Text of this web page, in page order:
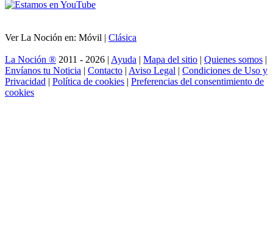
Ver La Noción en: Móvil | Clásica
La Noción ® 2011 - 2026 | Ayuda | Mapa del sitio | Quienes somos |
Envíanos tu Noticia | Contacto | Aviso Legal | Condiciones de Uso y
Privacidad | Política de cookies | Preferencias del consentimiento de
cookies